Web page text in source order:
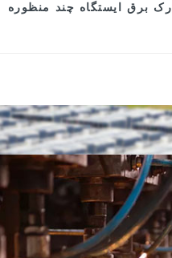
رک برق ایستگاه چند منظوره